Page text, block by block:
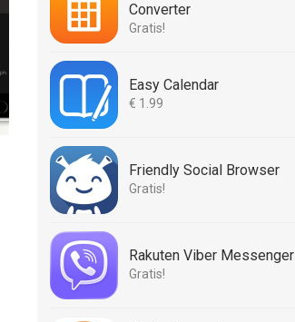
Converter
Gratis!
Easy Calendar
€ 1.99
Friendly Social Browser
Gratis!
Rakuten Viber Messenger
Gratis!